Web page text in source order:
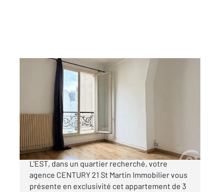
PARIS 75010
42,74 m , 3 pièces
Ref : 9331
Appartement F3 à vendre
430 000 €
EXCLUSIVITE ! RUE DE LA FIDELITE / GARE DE
L'EST, dans un quartier recherché, votre
agence CENTURY 21 St Martin Immobilier vous
présente en exclusivité cet appartement de 3